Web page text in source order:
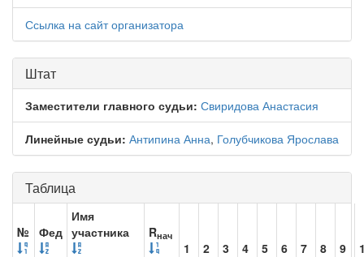
Ссылка на сайт организатора
Штат
Заместители главного судьи: Свиридова Анастасия
Линейные судьи: Антипина Анна, Голубчикова Ярослава
Таблица
№ Фед
Имя
участника
Rнач
1 2 3 4 5 6 7 8 9